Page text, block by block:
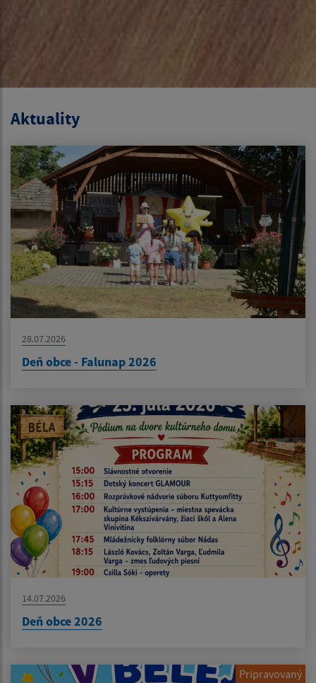
Aktuality
28.07.2026
Deň obce - Falunap 2026
14.07.2026
Deň obce 2026
Pripravovaný